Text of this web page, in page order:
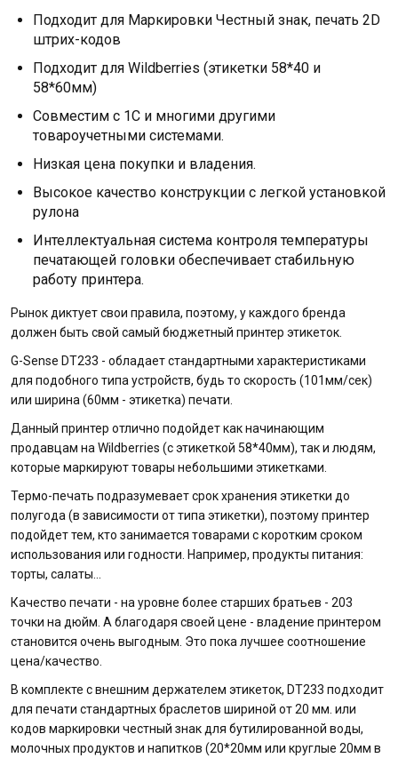
Подходит для Маркировки Честный знак, печать 2D
штрих-кодов
Подходит для Wildberries (этикетки 58*40 и
58*60мм)
Совместим с 1С и многими другими
товароучетными системами.
Низкая цена покупки и владения.
Высокое качество конструкции с легкой установкой
рулона
Интеллектуальная система контроля температуры
печатающей головки обеспечивает стабильную
работу принтера.
Рынок диктует свои правила, поэтому, у каждого бренда
должен быть свой самый бюджетный принтер этикеток.
G-Sense DT233 - обладает стандартными характеристиками
для подобного типа устройств, будь то скорость (101мм/сек)
или ширина (60мм - этикетка) печати.
Данный принтер отлично подойдет как начинающим
продавцам на Wildberries (с этикеткой 58*40мм), так и людям,
которые маркируют товары небольшими этикетками.
Термо-печать подразумевает срок хранения этикетки до
полугода (в зависимости от типа этикетки), поэтому принтер
подойдет тем, кто занимается товарами с коротким сроком
использования или годности. Например, продукты питания:
торты, салаты...
Качество печати - на уровне более старших братьев - 203
точки на дюйм. А благодаря своей цене - владение принтером
становится очень выгодным. Это пока лучшее соотношение
цена/качество.
В комплекте с внешним держателем этикеток, DT233 подходит
для печати стандартных браслетов шириной от 20 мм. или
кодов маркировки честный знак для бутилированной воды,
молочных продуктов и напитков (20*20мм или круглые 20мм в